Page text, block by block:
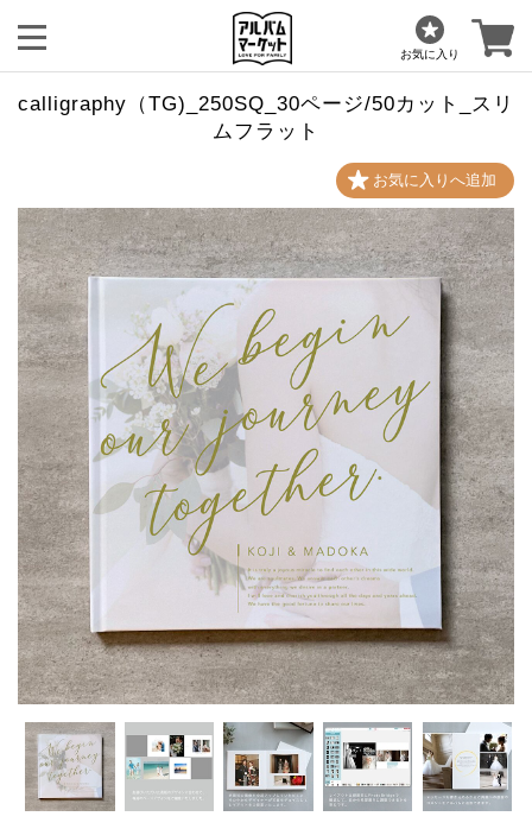
お気に入り
calligraphy（TG)_250SQ_30ページ/50カット_スリ
ムフラット